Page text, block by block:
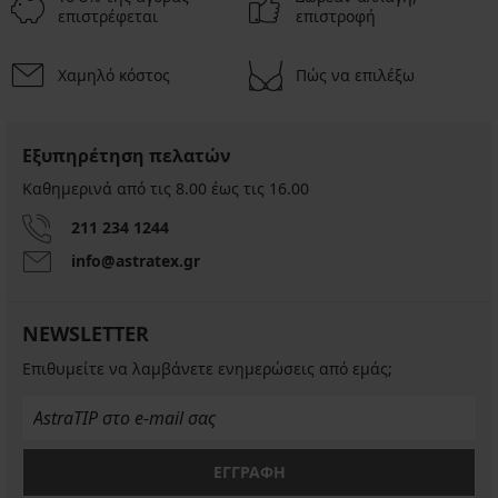
επιστρέφεται
επιστροφή
Χαμηλό κόστος Πώς να επιλέξω
Εξυπηρέτηση πελατών
Καθημερινά από τις 8.00 έως τις 16.00
211 234 1244
info@astratex.gr
NEWSLETTER
Επιθυμείτε να λαμβάνετε ενημερώσεις από εμάς;
ΕΓΓΡΑΦΗ